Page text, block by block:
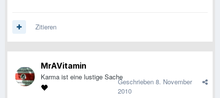
Zitieren
MrAVitamin
Karma ist eine lustige SacheGeschrieben 8. November
2010